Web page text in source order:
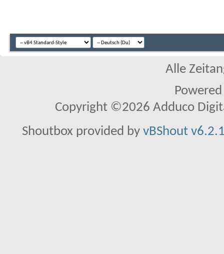
Alle
Copyright ©2026 Adduco
Shoutbox provided by vBShout